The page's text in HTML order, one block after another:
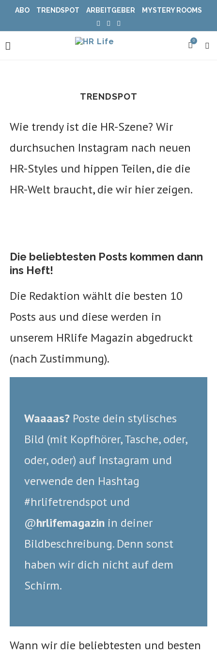
ABO TRENDSPOT ARBEITGEBER MYSTERY ROOMS
0
TRENDSPOT
Wie trendy ist die HR-Szene? Wir
durchsuchen Instagram nach neuen
HR-Styles und hippen Teilen, die die
HR-Welt braucht, die wir hier zeigen.
Die beliebtesten Posts kommen dann
ins Heft!
Die Redaktion wählt die besten 10
Posts aus und diese werden in
unserem HRlife Magazin abgedruckt
(nach Zustimmung).
Waaaas? Poste dein stylisches
Bild (mit Kopfhörer, Tasche, oder,
oder, oder) auf Instagram und
verwende den Hashtag
#hrlifetrendspot und
@hrlifemagazin in deiner
Bildbeschreibung. Denn sonst
haben wir dich nicht auf dem
Schirm.
Wann wir die beliebtesten und besten